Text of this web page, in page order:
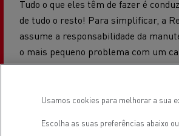
Tudo o que eles têm de fazer é
de tudo o resto! Para simplificar, a
assume a responsabilidade da
o mais pequeno problema com um
construtor encarrega-se dele, e
verdadeira tranquilidade de espírito.
Usamos cookies para melhorar a sua
Escolha as suas preferências abaixo ou